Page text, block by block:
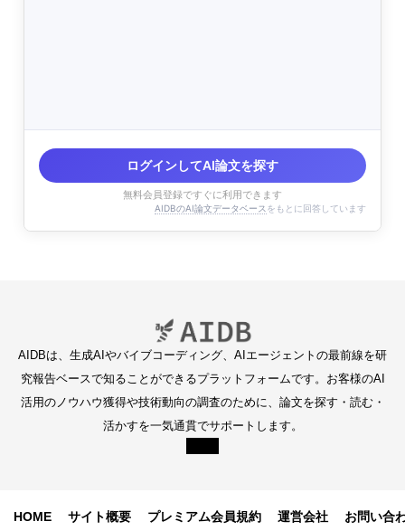
ログインしてAI論文を探す
無料会員登録ですぐに利用できます
AIDBのAI論文データベース をもとに回答しています
AIDBは、生成AIやバイブコーディング、AIエージェントの最前線を研
究報告ベースで知ることができるプラットフォームです。お客様のAI
活用のノウハウ獲得や技術動向の調査のために、論文を探す・読む・
活かすを一気通貫でサポートします。
HOME サイト概要 プレミアム会員規約 運営会社 お問い合